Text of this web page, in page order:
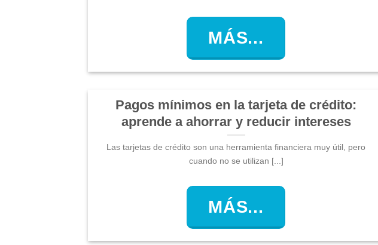
MÁS...
Pagos mínimos en la tarjeta de crédito:
aprende a ahorrar y reducir intereses
Las tarjetas de crédito son una herramienta financiera muy útil, pero
cuando no se utilizan [...]
MÁS...